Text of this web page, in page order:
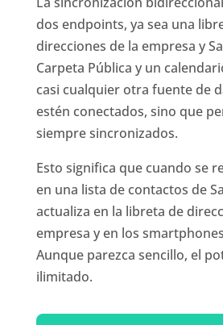
dos endpoints, ya sea una
direcciones de la empresa y
Carpeta Pública y un
casi cualquier otra fuente de
estén conectados, sino que
siempre sincronizados.
Esto significa que cuando se
en una lista de contactos de
actualiza en la libreta de
empresa y en los
Aunque parezca sencillo, el
ilimitado.